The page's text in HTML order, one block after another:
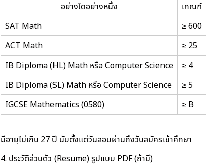
อย่างใดอย่างหนึ่ง
เกณฑ์
SAT Math
≥ 600
ACT Math
≥ 25
IB Diploma (HL) Math หรือ Computer Science
≥ 4
IB Diploma (SL) Math หรือ Computer Science
≥ 5
IGCSE Mathematics (0580)
≥ B
มีอายุไม่เกิน 27 ปี นับตั้งแต่วันสอบผ่านถึงวันสมัครเข้าศึกษา
4. ประวัติส่วนตัว (Resume) รูปแบบ PDF (ถ้ามี)